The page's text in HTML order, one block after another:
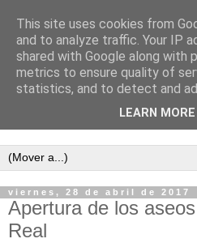
Semanario independiente de
viernes, 28 de abril de 2017
Apertura de los
Real
This site uses cookies from
and to analyze traffic. Your IP
shared with Google along with
metrics to ensure quality of
statistics, and to detect and
LEARN MORE